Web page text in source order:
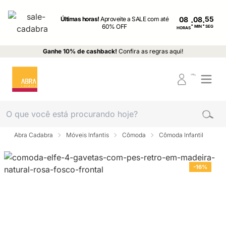
Últimas horas!Aproveite a SALE com até
60% OFF
08
HORAS: MIN : SEG
Ganhe 10% de cashback! Confira as regras aqui!
Abra Cadabra Móveis Infantis Cômoda Cômoda Infantil
-16%